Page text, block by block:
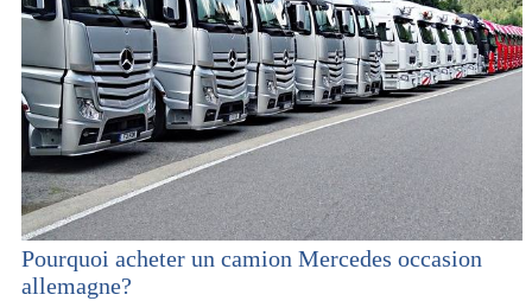
Pourquoi acheter un camion Mercedes occasion
allemagne?